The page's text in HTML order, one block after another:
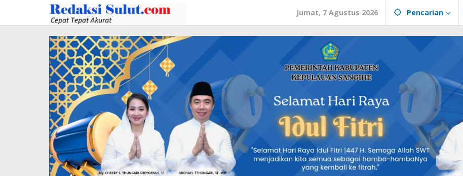
konten
Jumat, 7 Agustus 2026 Pencarian